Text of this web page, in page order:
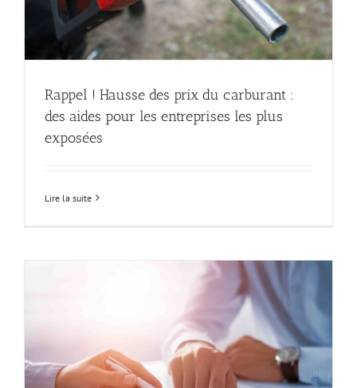
Rappel ! Hausse des prix du carburant :
des aides pour les entreprises les plus
exposées
Lire la suite